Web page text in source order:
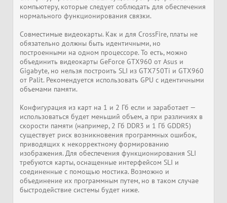
компьютеру, которые следует соблюдать для обеспечения
нормального функционирования связки.
Совместимые видеокарты. Как и для CrossFire, платы не
обязательно должны быть идентичными, но
построенными на одном процессоре. То есть, можно
объединить видеокарты GeForce GTX960 от Asus и
Gigabyte, но нельзя построить SLI из GTX750Ti и GTX960
от Palit. Рекомендуется использовать GPU с идентичными
объемами памяти.
Конфигурация из карт на 1 и 2 Гб если и заработает —
использоваться будет меньший объем, а при различиях в
скорости памяти (например, 2 Гб DDR3 и 1 Гб GDDR5)
существует риск возникновения программных ошибок,
приводящих к некорректному формированию
изображения. Для обеспечения функционирования SLI
требуются карты, оснащенные интерфейсом SLI и
соединенные с помощью мостика. Возможно и
объединение их программным путем, но в таком случае
быстродействие системы будет ниже.